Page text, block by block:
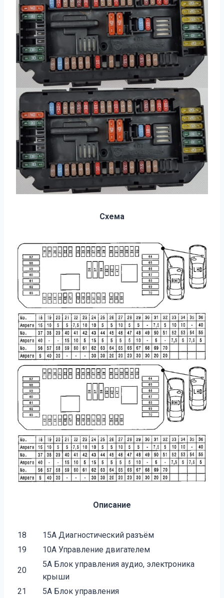
Схема
Описание
18
15A Диагностический разъём
19
10А Управление двигателем
20
5А Блок управления аудио, электроника
крыши
21
5А Блок управления